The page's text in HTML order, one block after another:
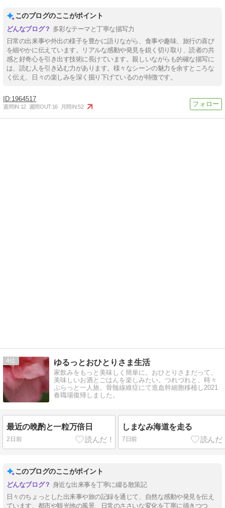
このブログのここがポイント
多彩なテーマと丁寧な描写力
日常の出来事や外出の様子を豊かに語りながら、食事や趣味、旅行の喜び
を細やかに伝えています。リアルな感動や発見を鋭く切り取り、読者の共
感と好奇心を引き出す技術に長けています。親しいながらも的確な描写に
は、読む人を引き込む力があります。様々なシーンの魅力を余すところな
く伝え、日々の楽しみを深く掘り下げているのが特徴です。
1964517
週間IN:12 週間OUT:16 月間IN:52
4 ゆるっとおひとりさま生活
家飲みをもっと美味しく簡単に。おひとりさまだって、
美味しいお酒とごはんを楽しみたい。つれづれと、時々
ぶらっと一人旅。骨髄線維症にて造血幹細胞移植し2021
春職場復帰しました。
最近の晩酌と一粒万倍日
2日前
しまなみ海道を走る
7日前
このブログのここがポイント
身近な出来事を丁寧に綴る散策記
日々のちょっとした出来事や旅の記録を通じて、自然な感動や発見を伝え
ています。都市や観光地の風景、日常のささいな変化を丁寧に描きつつ